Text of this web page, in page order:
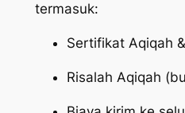
termasuk:
Sertifikat Aqiqah
Risalah Aqiqah